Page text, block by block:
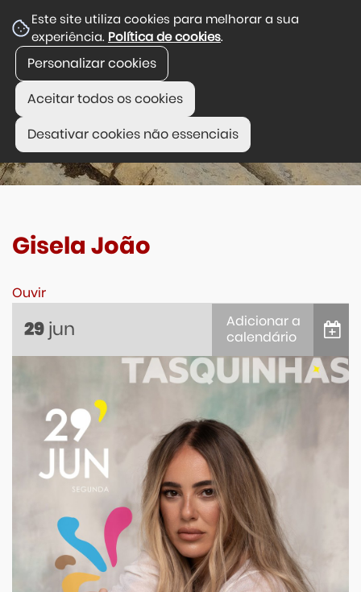
Este site utiliza cookies para melhorar a sua
experiência. Política de cookies.
Personalizar cookies
Aceitar todos os cookies
Desativar cookies não essenciais
Gisela João
Ouvir
29 jun
Adicionar a
calendário
iCalendar
Outlook
Outlook Online
Yahoo! Calendar